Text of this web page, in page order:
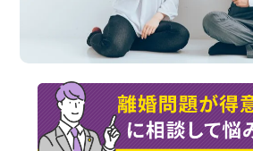
労働問題
債権回収
IT・ネット